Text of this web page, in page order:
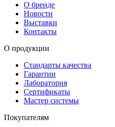
О бренде
Новости
Выставки
Контакты
О продукции
Стандарты качества
Гарантии
Лаборатория
Сертификаты
Мастер системы
Покупателям